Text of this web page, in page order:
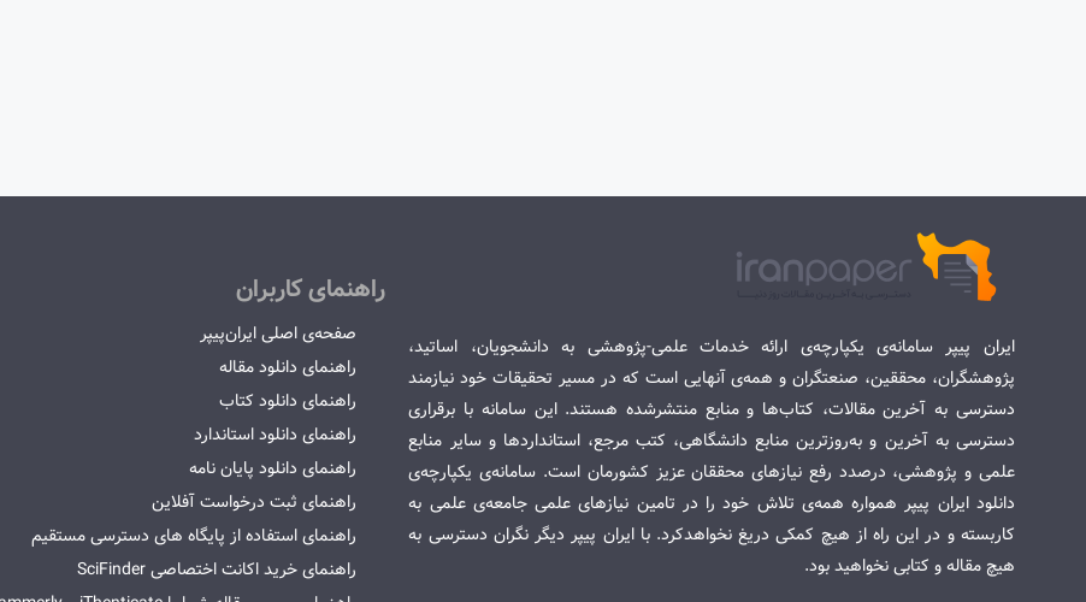
ایران پیپر سامانه‌ی یکپارچه‌ی ارائه خدمات علمی-پژوهشی به دانشجویان، اساتید،
پژوهشگران، محققین، صنعتگران و همه‌ی آنهایی است که در مسیر تحقیقات خود نیازمند
دسترسی به آخرین مقالات، کتاب‌ها و منابع منتشرشده هستند. این سامانه با برقراری
دسترسی به آخرین و به‌روزترین منابع دانشگاهی، کتب مرجع، استانداردها و سایر منابع
علمی و پژوهشی، درصدد رفع نیازهای محققان عزیز کشورمان است. سامانه‌ی یکپارچه‌ی
دانلود ایران پیپر همواره همه‌ی تلاش خود را در تامین نیازهای علمی جامعه‌ی علمی به
کاربسته و در این راه از هیچ کمکی دریغ نخواهدکرد. با ایران پیپر دیگر نگران دسترسی به
هیچ مقاله و کتابی نخواهید بود.
راهنمای کاربران
صفحه‌ی اصلی ایران‌پیپر
راهنمای دانلود مقاله
راهنمای دانلود کتاب
راهنمای دانلود استاندارد
راهنمای دانلود پایان نامه
راهنمای ثبت درخواست آفلاین
راهنمای استفاده از پایگاه های دسترسی مستقیم
راهنمای خرید اکانت اختصاصی SciFinder